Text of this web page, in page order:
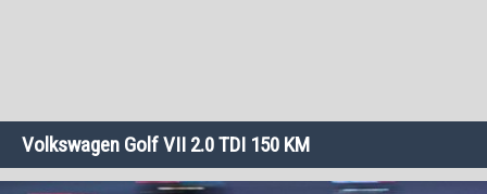
Volkswagen Golf VII 2.0 TDI 150 KM